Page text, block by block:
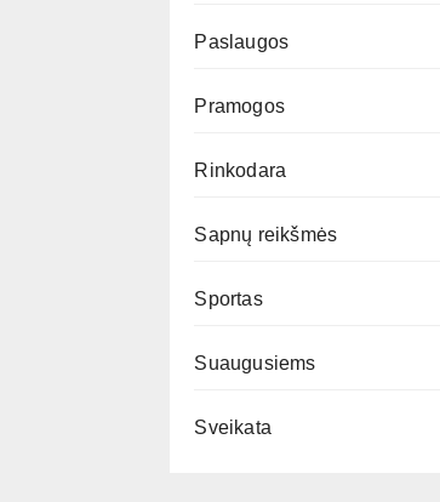
Paslaugos
Pramogos
Rinkodara
Sapnų reikšmės
Sportas
Suaugusiems
Sveikata